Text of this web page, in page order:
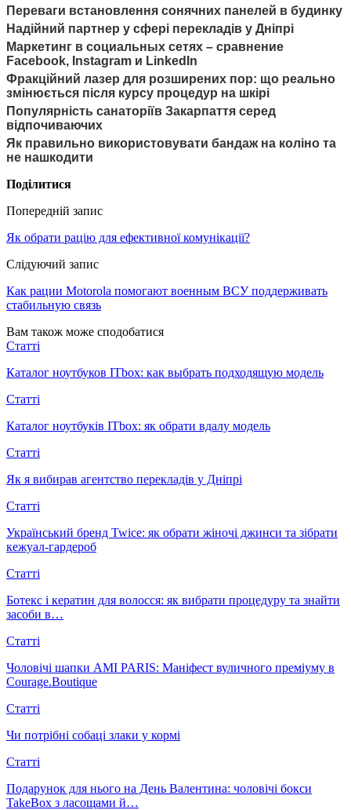
Переваги встановлення сонячних панелей в будинку
Надійний партнер у сфері перекладів у Дніпрі
Маркетинг в социальных сетях – сравнение
Facebook, Instagram и LinkedIn
Фракційний лазер для розширених пор: що реально
змінюється після курсу процедур на шкірі
Популярність санаторіїв Закарпаття серед
відпочиваючих
Як правильно використовувати бандаж на коліно та
не нашкодити
Поділитися
Попередній запис
Як обрати рацію для ефективної комунікації?
Слідуючий запис
Как рации Motorola помогают военным ВСУ поддерживать
стабильную связь
Вам також може сподобатися
Статті
Каталог ноутбуков ITbox: как выбрать подходящую модель
Статті
Каталог ноутбуків ITbox: як обрати вдалу модель
Статті
Як я вибирав агентство перекладів у Дніпрі
Статті
Український бренд Twice: як обрати жіночі джинси та зібрати
кежуал-гардероб
Статті
Ботекс і кератин для волосся: як вибрати процедуру та знайти
засоби в…
Статті
Чоловічі шапки AMI PARIS: Маніфест вуличного преміуму в
Courage.Boutique
Статті
Чи потрібні собаці злаки у кормі
Статті
Подарунок для нього на День Валентина: чоловічі бокси
TakeBox з ласощами й…